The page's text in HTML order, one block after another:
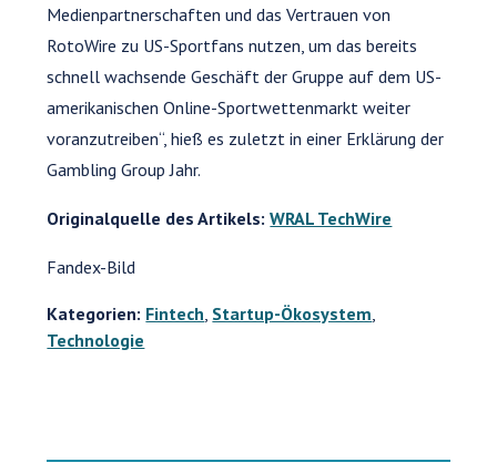
Medienpartnerschaften und das Vertrauen von
RotoWire zu US-Sportfans nutzen, um das bereits
schnell wachsende Geschäft der Gruppe auf dem US-
amerikanischen Online-Sportwettenmarkt weiter
voranzutreiben“, hieß es zuletzt in einer Erklärung der
Gambling Group Jahr.
Originalquelle des Artikels:WRAL TechWire
Fandex-Bild
Kategorien: Fintech Startup-Ökosystem
Technologie